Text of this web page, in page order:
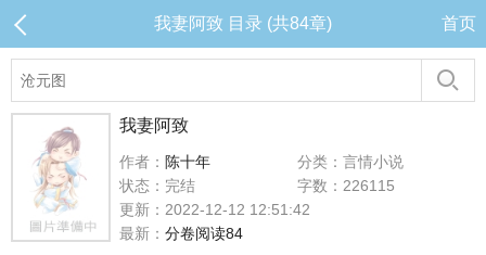
我妻阿致 目录 (共84章) 首页
我妻阿致
作者： 陈十年
分类：言情小说
状态：完结
字数：226115
更新：2022-12-12 12:51:42
最新： 分卷阅读84